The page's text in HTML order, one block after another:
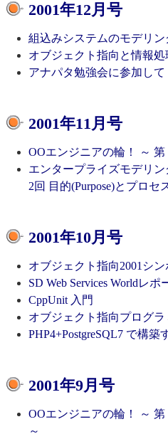
2001年12月号
組込みシステムのモデリン
オブジェクト指向と情報処
アナパタ勉強会に参加して
2001年11月号
OOエンジニアの輪！ ～
エンタープライズモデリ
2回 目的(Purpose)とプロセ
2001年10月号
オブジェクト指向2001シ
SD Web Services Worldレポ
CppUnit 入門
オブジェクト指向プログラ
PHP4+PostgreSQL7 で構築
2001年9月号
OOエンジニアの輪！ ～
～